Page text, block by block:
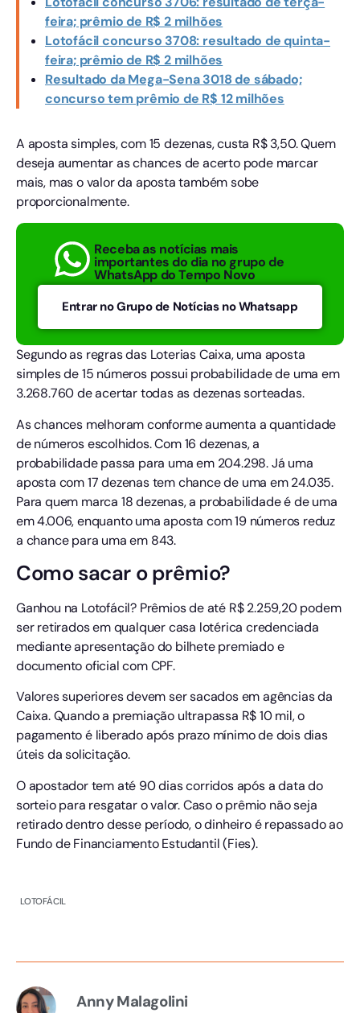
feira; prêmio de R$ 2 milhões
Lotofácil concurso 3708: resultado de quinta-
feira; prêmio de R$ 2 milhões
Resultado da Mega-Sena 3018 de sábado;
concurso tem prêmio de R$ 12 milhões
A aposta simples, com 15 dezenas, custa R$ 3,50. Quem
deseja aumentar as chances de acerto pode marcar
mais, mas o valor da aposta também sobe
proporcionalmente.
Receba as notícias mais
importantes do dia no grupo de
WhatsApp do Tempo Novo
Entrar no Grupo de Notícias no Whatsapp
Segundo as regras das Loterias Caixa, uma aposta
simples de 15 números possui probabilidade de uma em
3.268.760 de acertar todas as dezenas sorteadas.
As chances melhoram conforme aumenta a quantidade
de números escolhidos. Com 16 dezenas, a
probabilidade passa para uma em 204.298. Já uma
aposta com 17 dezenas tem chance de uma em 24.035.
Para quem marca 18 dezenas, a probabilidade é de uma
em 4.006, enquanto uma aposta com 19 números reduz
a chance para uma em 843.
Como sacar o prêmio?
Ganhou na Lotofácil? Prêmios de até R$ 2.259,20 podem
ser retirados em qualquer casa lotérica credenciada
mediante apresentação do bilhete premiado e
documento oficial com CPF.
Valores superiores devem ser sacados em agências da
Caixa. Quando a premiação ultrapassa R$ 10 mil, o
pagamento é liberado após prazo mínimo de dois dias
úteis da solicitação.
O apostador tem até 90 dias corridos após a data do
sorteio para resgatar o valor. Caso o prêmio não seja
retirado dentro desse período, o dinheiro é repassado ao
Fundo de Financiamento Estudantil (Fies).
LOTOFÁCIL
Anny Malagolini